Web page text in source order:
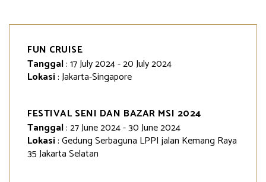
FUN CRUISE
Tanggal: 17 July 2024 - 20 July 2024
Lokasi: Jakarta-Singapore
FESTIVAL SENI DAN BAZAR MSI 2024
Tanggal: 27 June 2024 - 30 June 2024
Lokasi: Gedung Serbaguna LPPI jalan Kemang Raya
35 Jakarta Selatan